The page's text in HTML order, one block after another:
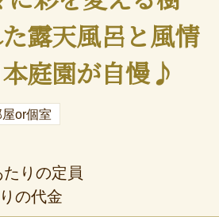
露天風呂と風情
庭園が自慢♪
or個室
りの定員
の代金